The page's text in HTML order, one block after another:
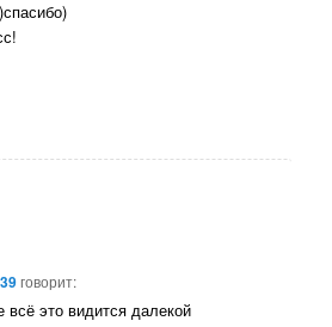
говорит:
это видится далекой